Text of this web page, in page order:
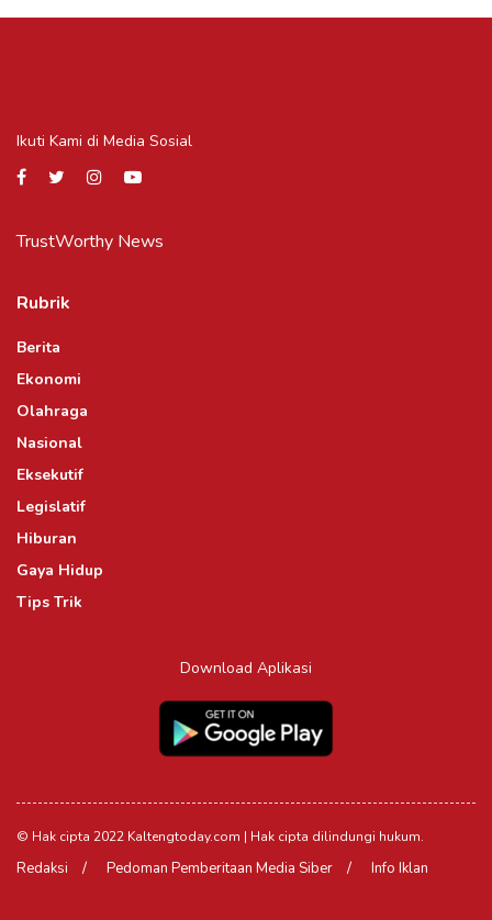
Ikuti Kami di Media Sosial
TrustWorthy News
Rubrik
Berita
Ekonomi
Olahraga
Nasional
Eksekutif
Legislatif
Hiburan
Gaya Hidup
Tips Trik
Download Aplikasi
© Hak cipta 2022 Kaltengtoday.com | Hak cipta dilindungi hukum.
Redaksi Pedoman Pemberitaan Media Siber Info Iklan